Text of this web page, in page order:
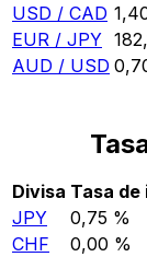
USD / CAD
EUR / JPY
AUD / USD
Divisa Tasa
JPY
0,75 %
CHF
0,00 %